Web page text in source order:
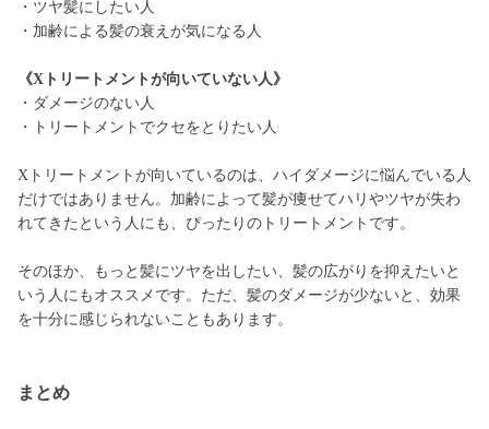
・ツヤ髪にしたい人
・加齢による髪の衰えが気になる人
《Xトリートメントが向いていない人》
・ダメージのない人
・トリートメントでクセをとりたい人
Xトリートメントが向いているのは、ハイダメージに悩んでいる人
だけではありません。加齢によって髪が痩せてハリやツヤが失わ
れてきたという人にも、ぴったりのトリートメントです。
そのほか、もっと髪にツヤを出したい、髪の広がりを抑えたいと
いう人にもオススメです。ただ、髪のダメージが少ないと、効果
を十分に感じられないこともあります。
まとめ